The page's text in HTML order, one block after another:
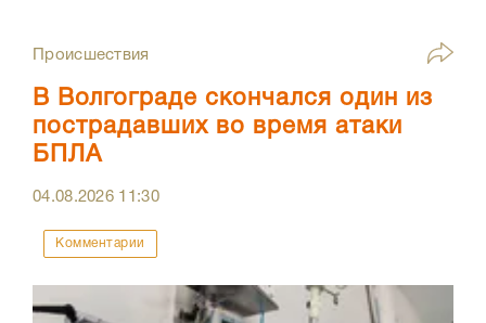
Происшествия
В Волгограде скончался один из
пострадавших во время атаки
БПЛА
04.08.2026 11:30
Комментарии